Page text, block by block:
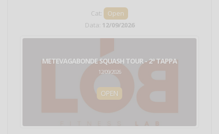
Cat:
Open
Data: 12/09/2026
METEVAGABONDE SQUASH TOUR - 2ª TAPPA
12/09/2026
OPEN